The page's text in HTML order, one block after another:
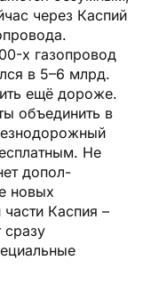
через Каспий
х газопровод
в 5–6 млрд.
ещё дороже.
объединить в
Не
допол­
новых
Каспия –